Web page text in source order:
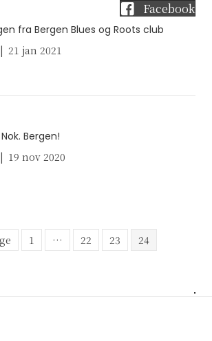
Facebook
fra Bergen Blues og Roots club
| 21 jan 2021
Bergen!
| 19 nov 2020
1 … 22 23 24